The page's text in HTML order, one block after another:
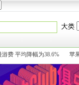
大类
费 平均降幅为38.6% 苹